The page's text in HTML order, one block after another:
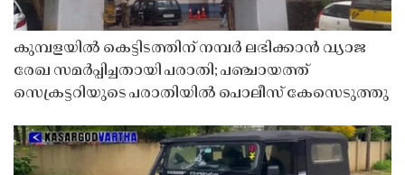
കുമ്പളയിൽ കെട്ടിടത്തിന് നമ്പർ ലഭിക്കാൻ വ്യാജ
രേഖ സമർപ്പിച്ചതായി പരാതി; പഞ്ചായത്ത്
സെക്രട്ടറിയുടെ പരാതിയിൽ പൊലീസ് കേസെടുത്തു